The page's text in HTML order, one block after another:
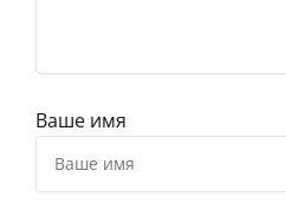
Ваше имя